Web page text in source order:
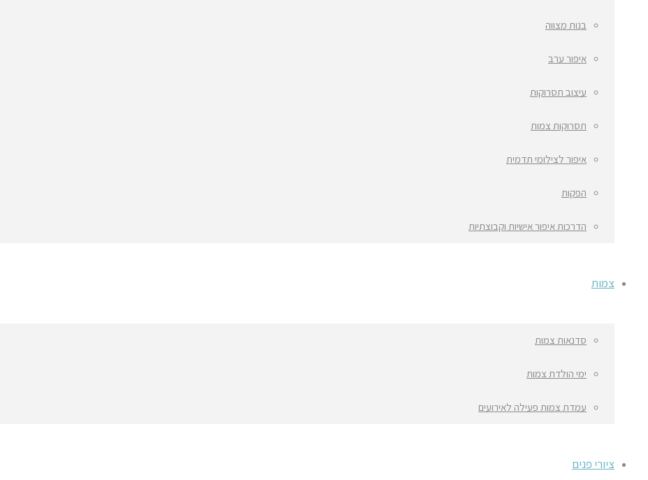
בנות מצווה
איפור ערב
עיצוב תסרוקות
תסרוקות צמות
איפור לצילומי תדמית
הפקות
הדרכות איפור אישיות וקבוצתיות
צמות
סדנאות צמות
ימי הולדת צמות
עמדת צמות פעילה לאירועים
ציורי פנים